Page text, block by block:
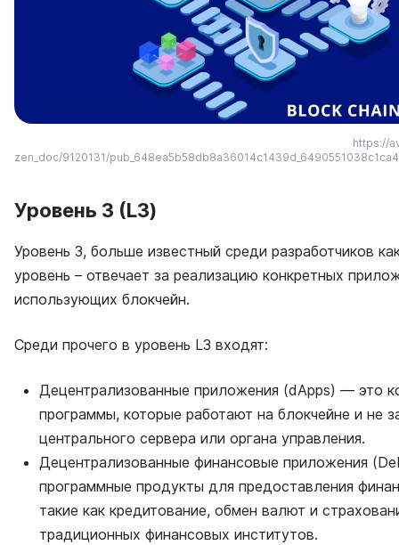
https://
zen_doc/9120131/
Уровень 3 (L3)
Уровень 3, больше известный среди разработчиков
уровень – отвечает за реализацию конкретных
использующих блокчейн.
Среди прочего в уровень L3 входят:
Децентрализованные приложения (dApps) — это
программы, которые работают на блокчейне и не
центрального сервера или органа управления.
Децентрализованные финансовые приложения
программные продукты для предоставления
такие как кредитование, обмен валют и
традиционных финансовых институтов.